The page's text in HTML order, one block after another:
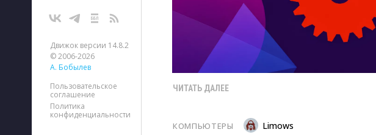
Движок версии 14.8.2
© 2006-2026
А. Бобылев
Пользовательское
соглашение
Политика
конфиденциальности
ЧИТАТЬ ДАЛЕЕ
КОМПЬЮТЕРЫ Limows